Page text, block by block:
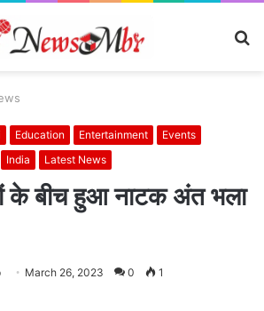
Education Entertainment
Events
India Latest News
के बीच हुआ नाटक अंत भला
March 26, 2023 0 1